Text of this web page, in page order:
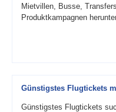
Mietvillen, Busse,
Produktkampagnen
Günstigstes Flugtickets
Günstigstes Flugtickets